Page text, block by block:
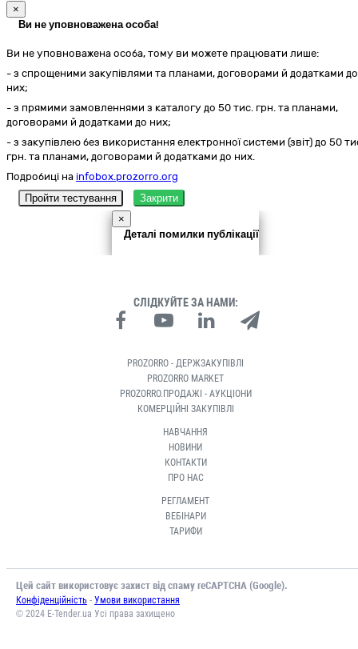
×
Ви не уповноважена особа!
Ви не уповноважена особа, тому ви можете працювати лише:
- з спрощеними закупівлями та планами, договорами й додатками до
них;
- з прямими замовленнями з каталогу до 50 тис. грн. та планами,
договорами й додатками до них;
- з закупівлею без використання електронної системи (звіт) до 50
грн. та планами, договорами й додатками до них.
Подробиці на infobox.prozorro.org
Пройти тестування
Закрити
×
Деталі помилки публікації
СЛІДКУЙТЕ ЗА НАМИ:
PROZORRO - ДЕРЖЗАКУПІВЛІ
PROZORRO MARKET
PROZORRO.ПРОДАЖІ - АУКЦІОНИ
КОМЕРЦІЙНІ ЗАКУПІВЛІ
НАВЧАННЯ
НОВИНИ
КОНТАКТИ
ПРО НАС
РЕГЛАМЕНТ
ВЕБІНАРИ
ТАРИФИ
Цей сайт використовує захист від спаму reCAPTCHA (Google).
Конфіденційність - Умови використання
© 2024 E-Tender.ua Усі права захищено